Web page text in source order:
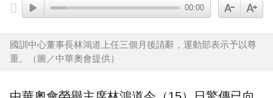
00:00
國訓中心董事長林鴻道上任三個月後請辭，運動部表示予以尊
重。（圖／中華奧會提供）